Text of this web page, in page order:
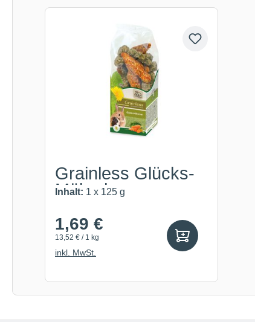
Produktgalerie überspringen
Grainless Glücks-
Möhrchen
Inhalt: 1 x 125 g
1,69 €
13,52 € / 1 kg
inkl. MwSt.